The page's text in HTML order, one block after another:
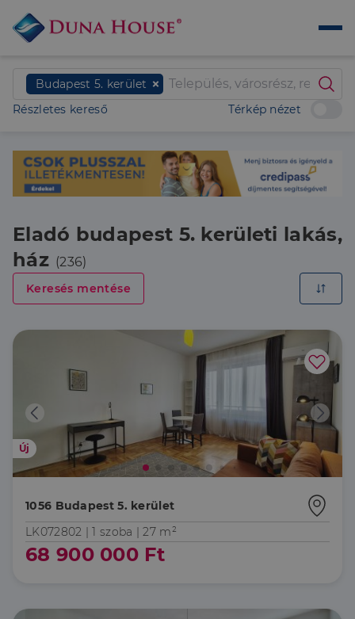
Budapest 5. kerület
Részletes kereső
Térkép nézet
Eladó budapest 5. kerületi lakás,
ház (236)
Keresés mentése
Új
1056 Budapest 5. kerület
LK072802 |1 szoba | 27 m²
68 900 000 Ft